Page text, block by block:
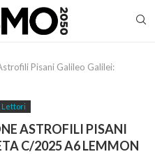
Pisani Galileo Galilei:
Lettori
ASTROFILI PISANI
C/2025 A6 LEMMON